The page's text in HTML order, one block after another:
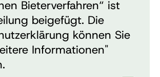
Bieterverfahren“ ist
beigefügt. Die
können Sie
Informationen"